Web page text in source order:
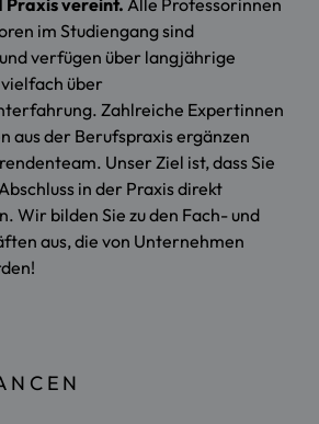
Praxis vereint. Alle Professorinnen
im Studiengang sind
verfügen über langjährige
über
Zahlreiche Expertinnen
aus der Berufspraxis ergänzen
Unser Ziel ist, dass Sie
in der Praxis direkt
Wir bilden Sie zu den Fach- und
aus, die von Unternehmen